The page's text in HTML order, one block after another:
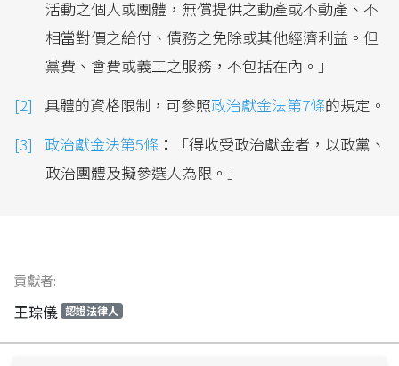
活動之個人或團體，無償提供之動產或不動產、不
相當對價之給付、債務之免除或其他經濟利益。但
黨費、會費或義工之服務，不包括在內。」
具體的資格限制，可參照政治獻金法第7條的規定。
政治獻金法第5條 ：「得收受政治獻金者，以政黨、
政治團體及擬參選人為限。」
貢獻者:
王琮儀 認證法律人